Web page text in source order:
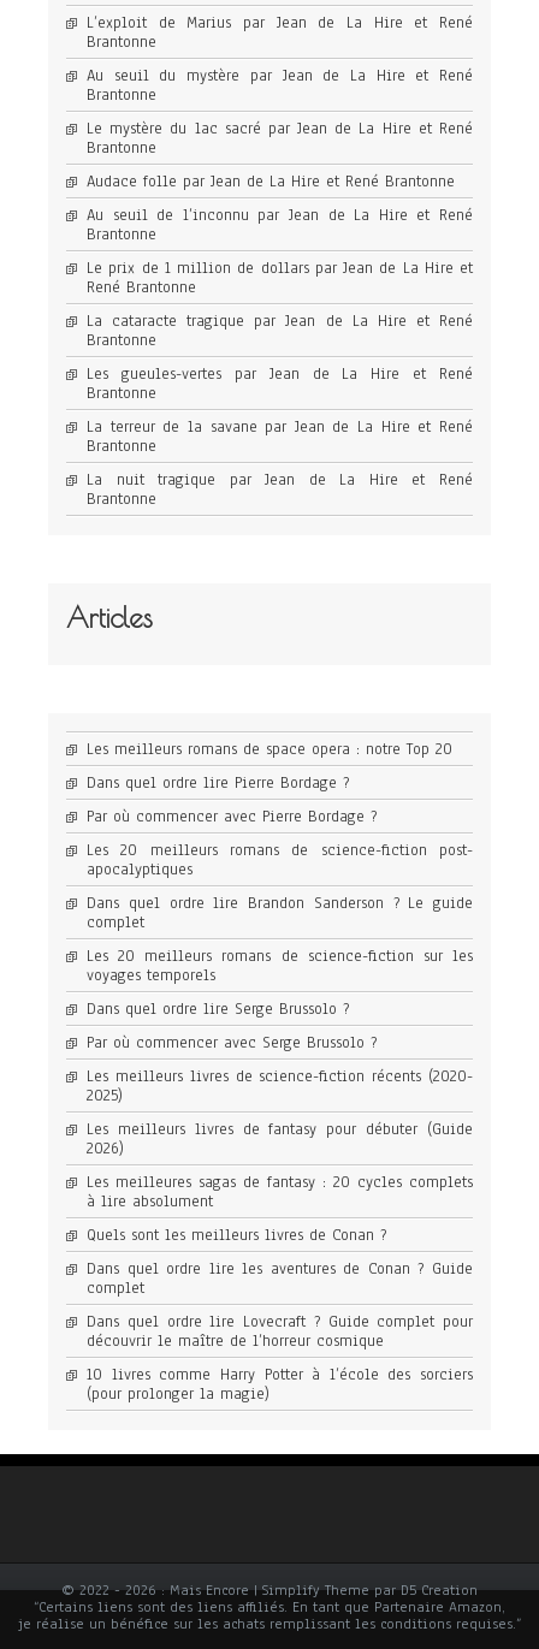
L’exploit de Marius par Jean de La Hire et René
Brantonne
Au seuil du mystère par Jean de La Hire et René
Brantonne
Le mystère du lac sacré par Jean de La Hire et René
Brantonne
Audace folle par Jean de La Hire et René Brantonne
Au seuil de l’inconnu par Jean de La Hire et René
Brantonne
Le prix de 1 million de dollars par Jean de La Hire et
René Brantonne
La cataracte tragique par Jean de La Hire et René
Brantonne
Les gueules-vertes par Jean de La Hire et René
Brantonne
La terreur de la savane par Jean de La Hire et René
Brantonne
La nuit tragique par Jean de La Hire et René
Brantonne
Articles
Les meilleurs romans de space opera : notre Top 20
Dans quel ordre lire Pierre Bordage ?
Par où commencer avec Pierre Bordage ?
Les 20 meilleurs romans de science-fiction post-
apocalyptiques
Dans quel ordre lire Brandon Sanderson ? Le guide
complet
Les 20 meilleurs romans de science-fiction sur les
voyages temporels
Dans quel ordre lire Serge Brussolo ?
Par où commencer avec Serge Brussolo ?
Les meilleurs livres de science-fiction récents (2020-
2025)
Les meilleurs livres de fantasy pour débuter (Guide
2026)
Les meilleures sagas de fantasy : 20 cycles complets
à lire absolument
Quels sont les meilleurs livres de Conan ?
Dans quel ordre lire les aventures de Conan ? Guide
complet
Dans quel ordre lire Lovecraft ? Guide complet pour
découvrir le maître de l’horreur cosmique
10 livres comme Harry Potter à l’école des sorciers
(pour prolonger la magie)
© 2022 - 2026 : Mais Encore | Simplify Theme par D5 Creation
“Certains liens sont des liens affiliés. En tant que Partenaire Amazon,
je réalise un bénéfice sur les achats remplissant les conditions requises.”